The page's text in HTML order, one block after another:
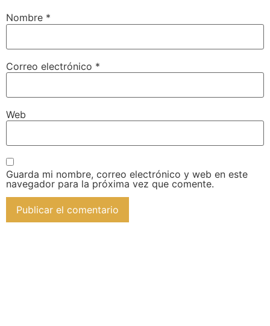
Nombre *
Correo electrónico *
Web
Guarda mi nombre, correo electrónico y web en este
navegador para la próxima vez que comente.